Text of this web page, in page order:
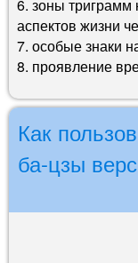
6. зоны триграмм
аспектов жизни
7. особые знаки
8. проявление
Как
ба-цзы